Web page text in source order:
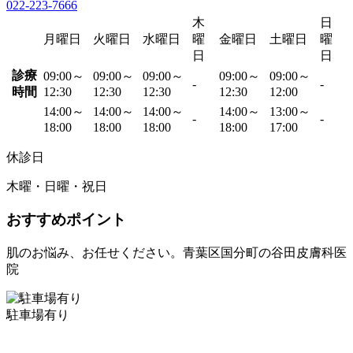
022-223-7666
月曜日 火曜日 水曜日
木
曜
日
金曜日 土曜日
日
曜
日
診療
時間
09:00～
12:30
09:00～
12:30
09:00～
12:30
-
09:00～
12:30
09:00～
12:00
-
14:00～
18:00
14:00～
18:00
14:00～
18:00
-
14:00～
18:00
13:00～
17:00
-
休診日
木曜・日曜・祝日
おすすめポイント
肌のお悩み、お任せください。青葉区国分町の谷田皮膚科医
院
駐車場有り